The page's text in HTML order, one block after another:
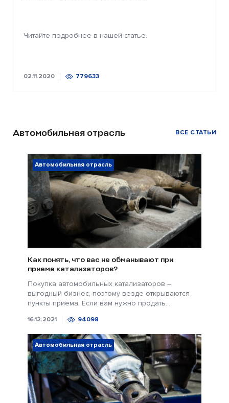
Читайте подробнее в нашей статье.
02.11.2020 779633
Автомобильная отрасль ВСЕ СТАТЬИ
Автомобильная отрасль
Как понять, что вас не обманывают при
приеме катализаторов?
Покупка автомобильных катализаторов –
выгодный бизнес, поэтому везде открываются
пункты приема. Если вам нужно продать...
16.12.2021 94098
Автомобильная отрасль